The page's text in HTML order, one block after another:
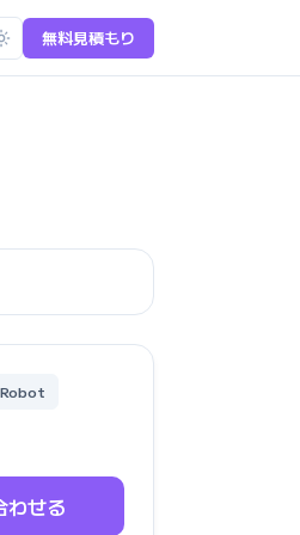
無料見積もり
わせる